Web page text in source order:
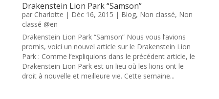
Drakenstein Lion Park “Samson”
par Charlotte | Déc 16, 2015 | Blog, Non classé, Non
classé @en
Drakenstein Lion Park “Samson” Nous vous l’avions
promis, voici un nouvel article sur le Drakenstein Lion
Park : Comme l’expliquions dans le précédent article, le
Drakenstein Lion Park est un lieu où les lions ont le
droit à nouvelle et meilleure vie. Cette semaine...